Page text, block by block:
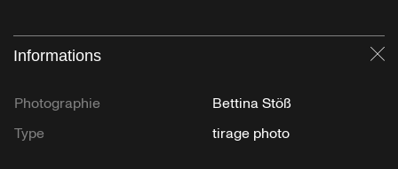
Informations
Photographie
Bettina Stöß
Type
tirage photo